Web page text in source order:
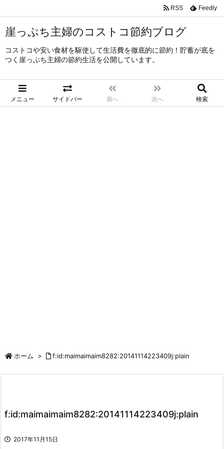
崖っぷち主婦のコストコ節約ブログ
コストコや安い食材を駆使して生活費を徹底的に節約！貯蓄が底を
つく崖っぷち主婦の節約生活を公開しています。
メニュー サイドバー 前へ 次へ 検索
RSS Feedly
ホーム > f:id:maimaimaim8282:20141114223409j:plain
f:id:maimaimaim8282:20141114223409j:plain
2017年11月15日